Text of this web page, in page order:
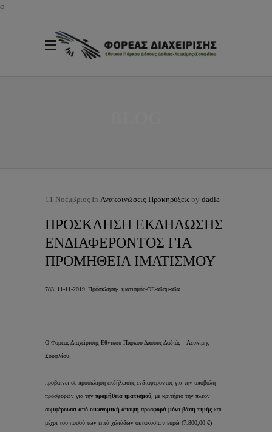
φ
11 Νοέμβριος In Ανακοινώσεις-Προκηρύξεις by dadia
ΠΡΟΣΚΛΗΣΗ ΕΚΔΗΛΩΣΗΣ
ΕΝΔΙΑΦΕΡΟΝΤΟΣ ΓΙΑ
ΠΡΟΜΗΘΕΙΑ ΙΜΑΤΙΣΜΟΥ
783_11-11-2019_Πρόσκληση-_ιματισμός-ΟΕ-αδαμ-αδα
Ο Φορέας Διαχείρισης Εθνικού Πάρκου Δάσους Δαδιάς – Λευκίμης –
Σουφλίου:
προβαίνει σε πρόσκληση εκδήλωσης ενδιαφέροντος για την υποβολή
προσφορών για την προμήθεια ιματισμού, με κριτήριο την πλέον
συμφέρουσα από οικονομική άποψη προσφορά μόνο βάση τιμής και
μέχρι του ποσού των επτά χιλιάδων οκτακοσίων ευρώ (7.800,00 €)